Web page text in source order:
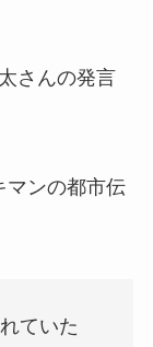
さんの発言
マンの都市伝
ていた